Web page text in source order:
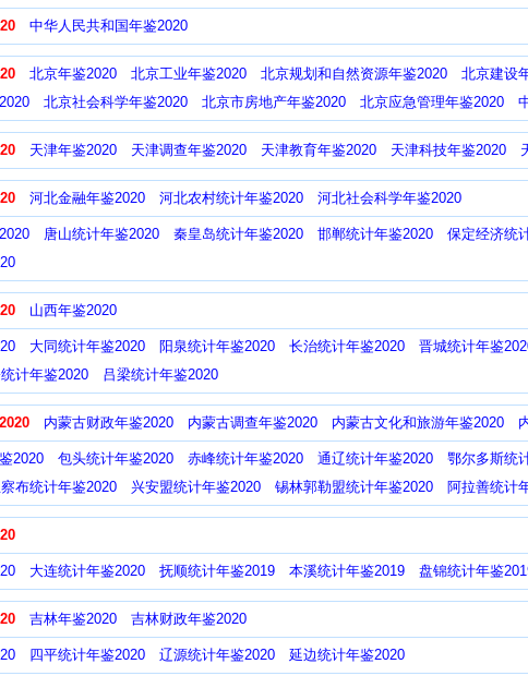
中华人民共和国年鉴2020
北京年鉴2020 北京工业年鉴2020 北京规划和自然资源年鉴2020 北京建设
北京社会科学年鉴2020 北京市房地产年鉴2020 北京应急管理年鉴2020
天津年鉴2020 天津调查年鉴2020 天津教育年鉴2020 天津科技年鉴2020
河北金融年鉴2020 河北农村统计年鉴2020 河北社会科学年鉴2020
唐山统计年鉴2020 秦皇岛统计年鉴2020 邯郸统计年鉴2020 保定经济统
山西年鉴2020
大同统计年鉴2020 阳泉统计年鉴2020 长治统计年鉴2020 晋城统计年鉴
计年鉴2020 吕梁统计年鉴2020
内蒙古财政年鉴2020 内蒙古调查年鉴2020 内蒙古文化和旅游年鉴2020
2020 包头统计年鉴2020 赤峰统计年鉴2020 通辽统计年鉴2020 鄂尔多斯统
布统计年鉴2020 兴安盟统计年鉴2020 锡林郭勒盟统计年鉴2020 阿拉善统计
大连统计年鉴2020 抚顺统计年鉴2019 本溪统计年鉴2019 盘锦统计年鉴
吉林年鉴2020 吉林财政年鉴2020
四平统计年鉴2020 辽源统计年鉴2020 延边统计年鉴2020